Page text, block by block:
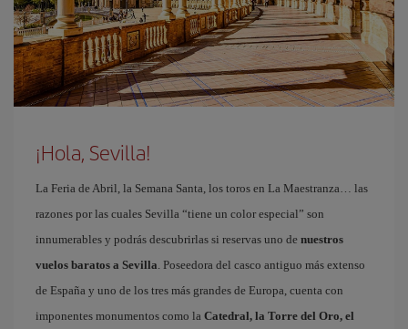
¡Hola, Sevilla!
La Feria de Abril, la Semana Santa, los toros en La Maestranza… las
razones por las cuales Sevilla “tiene un color especial” son
innumerables y podrás descubrirlas si reservas uno de nuestros
vuelos baratos a Sevilla . Poseedora del casco antiguo más extenso
de España y uno de los tres más grandes de Europa, cuenta con
imponentes monumentos como la Catedral, la Torre del Oro, el